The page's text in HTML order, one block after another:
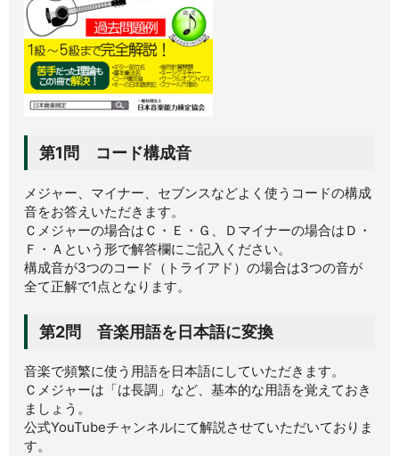
第1問 コード構成音
メジャー、マイナー、セブンスなどよく使うコードの構成
音をお答えいただきます。
Ｃメジャーの場合はＣ・Ｅ・Ｇ、Ｄマイナーの場合はＤ・
Ｆ・Ａという形で解答欄にご記入ください。
構成音が3つのコード（トライアド）の場合は3つの音が
全て正解で1点となります。
第2問 音楽用語を日本語に変換
音楽で頻繁に使う用語を日本語にしていただきます。
Ｃメジャーは「は長調」など、基本的な用語を覚えておき
ましょう。
公式YouTubeチャンネルにて解説させていただいておりま
す。